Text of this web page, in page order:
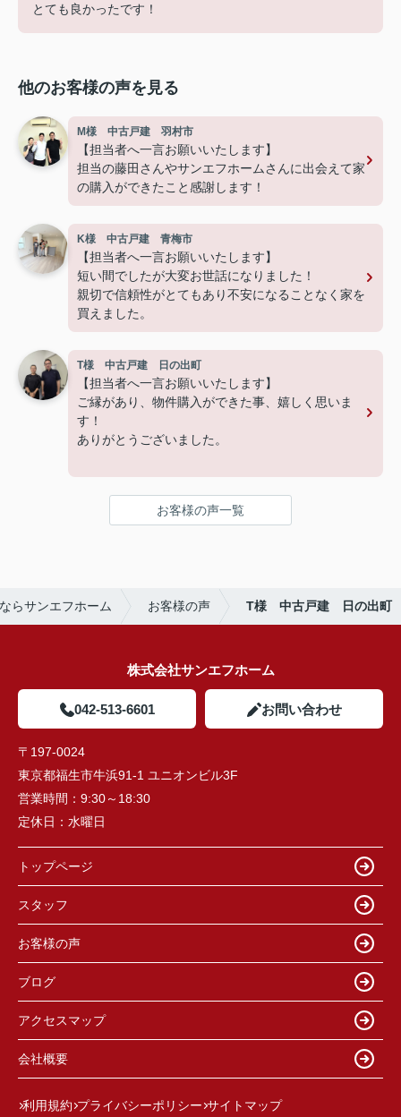
とても良かったです！
他のお客様の声を見る
M様 中古戸建 羽村市
【担当者へ一言お願いいたします】
担当の藤田さんやサンエフホームさんに出会えて家
の購入ができたこと感謝します！
K様 中古戸建 青梅市
【担当者へ一言お願いいたします】
短い間でしたが大変お世話になりました！
親切で信頼性がとてもあり不安になることなく家を
買えました。
T様 中古戸建 日の出町
【担当者へ一言お願いいたします】
ご縁があり、物件購入ができた事、嬉しく思いま
す！
ありがとうございました。
お客様の声一覧
らサンエフホーム お客様の声 T様 中古戸建 日の出町
株式会社サンエフホーム
042-513-6601 お問い合わせ
〒197-0024
東京都福生市牛浜91-1 ユニオンビル3F
営業時間： 9:30～18:30
定休日： 水曜日
トップページ
スタッフ
お客様の声
ブログ
アクセスマップ
会社概要
利用規約 プライバシーポリシー サイトマップ